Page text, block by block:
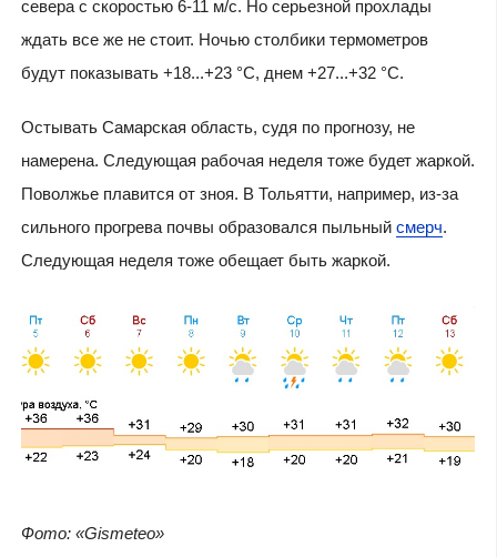
севера с скоростью 6-11 м/с. Но серьезной прохлады
ждать все же не стоит. Ночью столбики термометров
будут показывать +18...+23 °C, днем +27...+32 °C.
Остывать Самарская область, судя по прогнозу, не
намерена. Следующая рабочая неделя тоже будет жаркой.
Поволжье плавится от зноя. В Тольятти, например, из-за
сильного прогрева почвы образовался пыльный смерч.
Следующая неделя тоже обещает быть жаркой.
Фото: «Gismeteo»